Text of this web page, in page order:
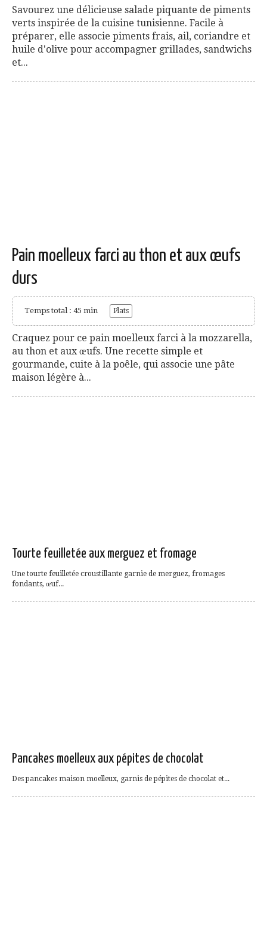
Savourez une délicieuse salade piquante de piments
verts inspirée de la cuisine tunisienne. Facile à
préparer, elle associe piments frais, ail, coriandre et
huile d'olive pour accompagner grillades, sandwichs
et...
Pain moelleux farci au thon et aux œufs
durs
Temps total : 45 min Plats
Craquez pour ce pain moelleux farci à la mozzarella,
au thon et aux œufs. Une recette simple et
gourmande, cuite à la poêle, qui associe une pâte
maison légère à...
Tourte feuilletée aux merguez et fromage
Une tourte feuilletée croustillante garnie de merguez, fromages
fondants, œuf...
Pancakes moelleux aux pépites de chocolat
Des pancakes maison moelleux, garnis de pépites de chocolat et...